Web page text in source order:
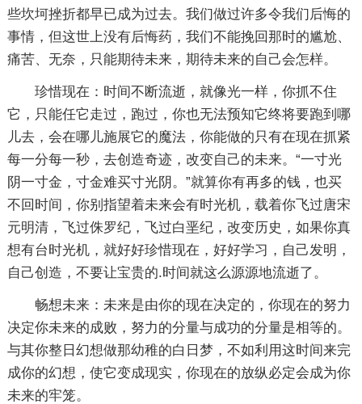
些坎坷挫折都早已成为过去。我们做过许多令我们后悔的
事情，但这世上没有后悔药，我们不能挽回那时的尴尬、
痛苦、无奈，只能期待未来，期待未来的自己会怎样。
珍惜现在：时间不断流逝，就像光一样，你抓不住
它，只能任它走过，跑过，你也无法预知它终将要跑到哪
儿去，会在哪儿施展它的魔法，你能做的只有在现在抓紧
每一分每一秒，去创造奇迹，改变自己的未来。“一寸光
阴一寸金，寸金难买寸光阴。”就算你有再多的钱，也买
不回时间，你别指望着未来会有时光机，载着你飞过唐宋
元明清，飞过侏罗纪，飞过白垩纪，改变历史，如果你真
想有台时光机，就好好珍惜现在，好好学习，自己发明，
自己创造，不要让宝贵的.时间就这么源源地流逝了。
畅想未来：未来是由你的现在决定的，你现在的努力
决定你未来的成败，努力的分量与成功的分量是相等的。
与其你整日幻想做那幼稚的白日梦，不如利用这时间来完
成你的幻想，使它变成现实，你现在的放纵必定会成为你
未来的牢笼。